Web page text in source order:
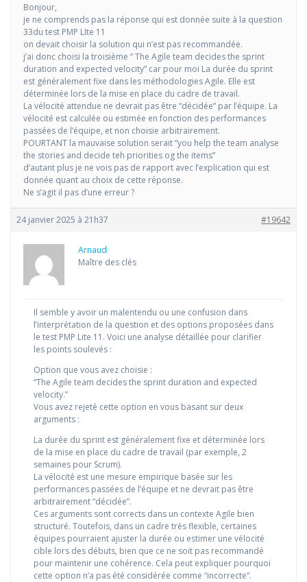
Bonjour,
je ne comprends pas la réponse qui est donnée suite à la question
33du test PMP LIte 11
on devait choisir la solution qui n’est pas recommandée.
j’ai donc choisi la troisième ” The Agile team decides the sprint
duration and expected velocity” car pour moi La durée du sprint
est généralement fixe dans les méthodologies Agile. Elle est
déterminée lors de la mise en place du cadre de travail.
La vélocité attendue ne devrait pas être “décidée” par l’équipe. La
vélocité est calculée ou estimée en fonction des performances
passées de l’équipe, et non choisie arbitrairement.
POURTANT la mauvaise solution serait “you help the team analyse
the stories and decide teh priorities og the items”
d’autant plus je ne vois pas de rapport avec l’explication qui est
donnée quant au choix de cette réponse.
Ne s’agit il pas d’une erreur ?
24 janvier 2025 à 21h37 #19642
Arnaud
Maître des clés
Il semble y avoir un malentendu ou une confusion dans
l’interprétation de la question et des options proposées dans
le test PMP Lite 11. Voici une analyse détaillée pour clarifier
les points soulevés :
Option que vous avez choisie :
“The Agile team decides the sprint duration and expected
velocity.”
Vous avez rejeté cette option en vous basant sur deux
arguments :
La durée du sprint est généralement fixe et déterminée lors
de la mise en place du cadre de travail (par exemple, 2
semaines pour Scrum).
La vélocité est une mesure empirique basée sur les
performances passées de l’équipe et ne devrait pas être
arbitrairement “décidée”.
Ces arguments sont corrects dans un contexte Agile bien
structuré. Toutefois, dans un cadre très flexible, certaines
équipes pourraient ajuster la durée ou estimer une vélocité
cible lors des débuts, bien que ce ne soit pas recommandé
pour maintenir une cohérence. Cela peut expliquer pourquoi
cette option n’a pas été considérée comme “incorrecte”.